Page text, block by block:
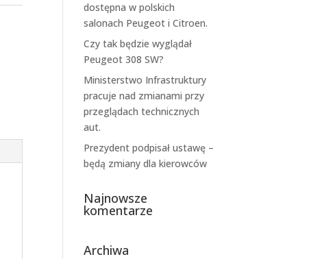
dostępna w polskich
salonach Peugeot i Citroen.
Czy tak będzie wyglądał
Peugeot 308 SW?
Ministerstwo Infrastruktury
pracuje nad zmianami przy
przeglądach technicznych
aut.
Prezydent podpisał ustawę –
będą zmiany dla kierowców
Najnowsze
komentarze
Archiwa